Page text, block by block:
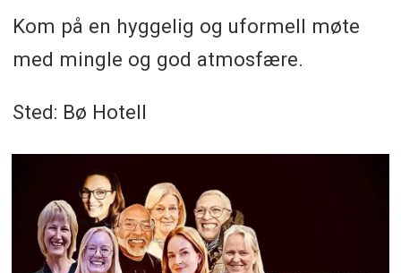
Kom på en hyggelig og uformell møte
med mingle og god atmosfære.
Sted: Bø Hotell